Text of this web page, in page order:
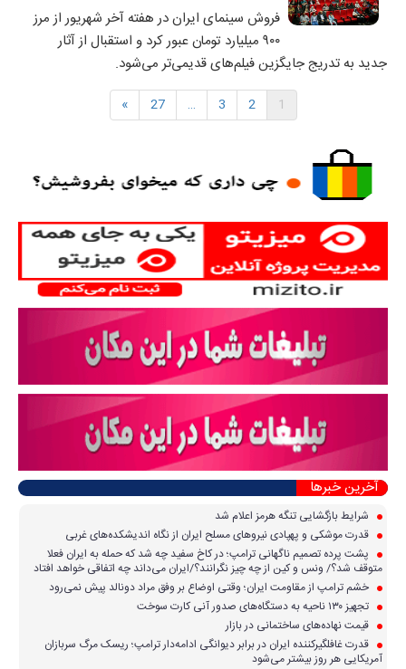
فروش سینمای ایران در هفته آخر شهریور از مرز
۹۰۰ میلیارد تومان عبور کرد و استقبال از آثار
جدید به تدریج جایگزین فیلم‌های قدیمی‌تر می‌شود.
1
2
3
…
27
»
آخرین خبرها
شرایط بازگشایی تنگه هرمز اعلام شد
قدرت موشکی و پهپادی نیرو‌های مسلح ایران از نگاه اندیشکده‌های غربی
پشت پرده تصمیم ناگهانی ترامپ؛ در کاخ سفید چه شد که حمله به ایران فعلا
متوقف شد؟/ ونس و کین از چه چیز نگرانند؟/ایران می‌داند چه اتفاقی خواهد افتاد
خشم ترامپ از مقاومت ایران؛ وقتی اوضاع بر وفق مراد دونالد پیش نمی‌رود
تجهیز ۱۳۰ ناحیه به دستگاه‌های صدور آنی کارت سوخت
قیمت نهاده‌های ساختمانی در بازار
قدرت غافلگیرکننده ایران در برابر دیوانگی ادامه‌دار ترامپ؛ ریسک مرگ سربازان
آمریکایی هر روز بیشتر می‌شود